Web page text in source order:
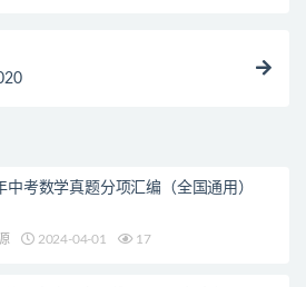
中考数学真题分项汇编（全国通用）
2024-04-01 17